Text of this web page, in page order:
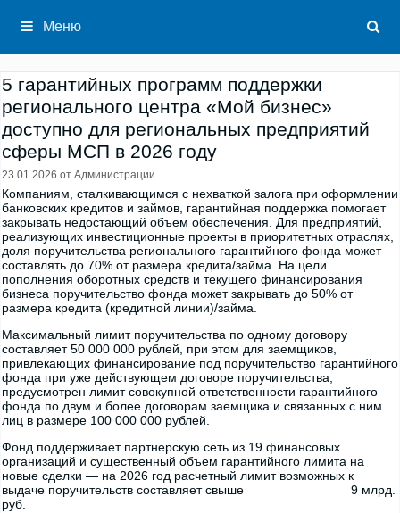
содержимому
Меню
5 гарантийных программ поддержки
регионального центра «Мой бизнес»
доступно для региональных предприятий
сферы МСП в 2026 году
23.01.2026 от Администрации
Компаниям, сталкивающимся с нехваткой залога при оформлении
банковских кредитов и займов, гарантийная поддержка помогает
закрывать недостающий объем обеспечения. Для предприятий,
реализующих инвестиционные проекты в приоритетных отраслях,
доля поручительства регионального гарантийного фонда может
составлять до 70% от размера кредита/займа. На цели
пополнения оборотных средств и текущего финансирования
бизнеса поручительство фонда может закрывать до 50% от
размера кредита (кредитной линии)/займа.
Максимальный лимит поручительства по одному договору
составляет 50 000 000 рублей, при этом для заемщиков,
привлекающих финансирование под поручительство гарантийного
фонда при уже действующем договоре поручительства,
предусмотрен лимит совокупной ответственности гарантийного
фонда по двум и более договорам заемщика и связанных с ним
лиц в размере 100 000 000 рублей.
Фонд поддерживает партнерскую сеть из 19 финансовых
организаций и существенный объем гарантийного лимита на
новые сделки — на 2026 год расчетный лимит возможных к
выдаче поручительств составляет свыше 9 млрд.
руб.